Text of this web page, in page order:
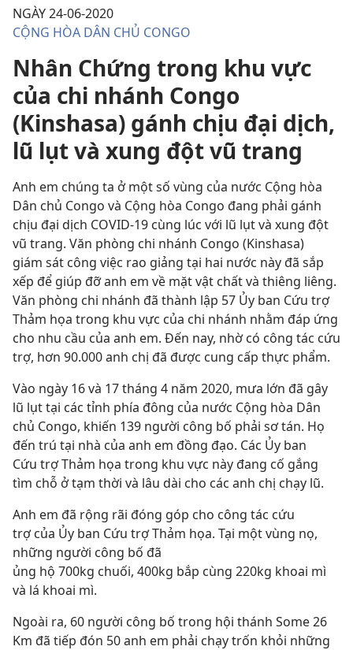
NGÀY 24-06-2020
CỘNG HÒA DÂN CHỦ CONGO
Nhân Chứng trong khu vực
của chi nhánh Congo
(Kinshasa) gánh chịu đại dịch,
lũ lụt và xung đột vũ trang
Anh em chúng ta ở một số vùng của nước Cộng hòa
Dân chủ Congo và Cộng hòa Congo đang phải gánh
chịu đại dịch COVID-19 cùng lúc với lũ lụt và xung đột
vũ trang. Văn phòng chi nhánh Congo (Kinshasa)
giám sát công việc rao giảng tại hai nước này đã sắp
xếp để giúp đỡ anh em về mặt vật chất và thiêng liêng.
Văn phòng chi nhánh đã thành lập 57 Ủy ban Cứu trợ
Thảm họa trong khu vực của chi nhánh nhằm đáp ứng
cho nhu cầu của anh em. Đến nay, nhờ có công tác cứu
trợ, hơn 90.000 anh chị đã được cung cấp thực phẩm.
Vào ngày 16 và 17 tháng 4 năm 2020, mưa lớn đã gây
lũ lụt tại các tỉnh phía đông của nước Cộng hòa Dân
chủ Congo, khiến 139 người công bố phải sơ tán. Họ
đến trú tại nhà của anh em đồng đạo. Các Ủy ban
Cứu trợ Thảm họa trong khu vực này đang cố gắng
tìm chỗ ở tạm thời và lâu dài cho các anh chị chạy lũ.
Anh em đã rộng rãi đóng góp cho công tác cứu
trợ của Ủy ban Cứu trợ Thảm họa. Tại một vùng nọ,
những người công bố đã
ủng hộ 700kg chuối, 400kg bắp cùng 220kg khoai mì
và lá khoai mì.
Ngoài ra, 60 người công bố trong hội thánh Some 26
Km đã tiếp đón 50 anh em phải chạy trốn khỏi những